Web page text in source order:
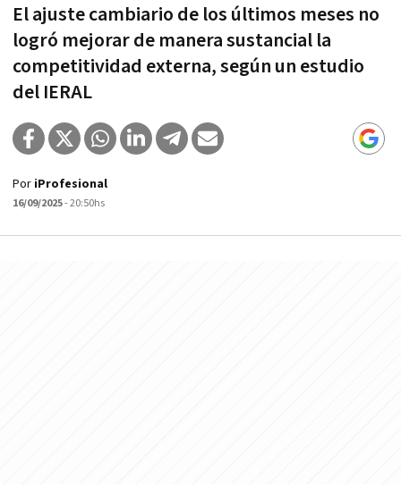
El ajuste cambiario de los últimos meses no
logró mejorar de manera sustancial la
competitividad externa, según un estudio
del IERAL
Por iProfesional
16/09/2025- 20:50hs